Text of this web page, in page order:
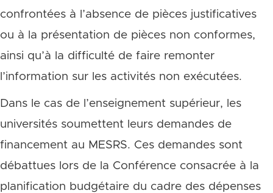
confrontées à l’absence de pièces justificatives
ou à la présentation de pièces non conformes,
ainsi qu’à la difficulté de faire remonter
l’information sur les activités non exécutées.
Dans le cas de l’enseignement supérieur, les
universités soumettent leurs demandes de
financement au MESRS. Ces demandes sont
débattues lors de la Conférence consacrée à la
planification budgétaire du cadre des dépenses